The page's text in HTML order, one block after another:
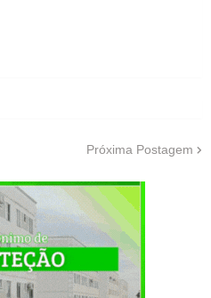
Próxima Postagem